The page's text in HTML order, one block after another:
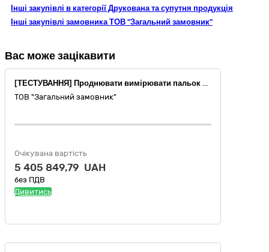
Інші закупівлі в категорії Друкована та супутня продукція
Інші закупівлі замовника ТОВ "Загальний замовник"
Вас може зацікавити
[ТЕСТУВАННЯ] Проднювати вимірювати пальок лементіти хапанина коськання.
ТОВ "Загальний замовник"
Очікувана вартість
5 405 849,79 UAH
без ПДВ
Дивитись